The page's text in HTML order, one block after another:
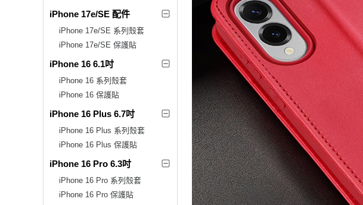
iPhone 17e/SE 配件
iPhone 17e/SE 系列殼套
iPhone 17e/SE 保護貼
iPhone 16 6.1吋
iPhone 16 系列殼套
iPhone 16 保護貼
iPhone 16 Plus 6.7吋
iPhone 16 Plus 系列殼套
iPhone 16 Plus 保護貼
iPhone 16 Pro 6.3吋
iPhone 16 Pro 系列殼套
iPhone 16 Pro 保護貼